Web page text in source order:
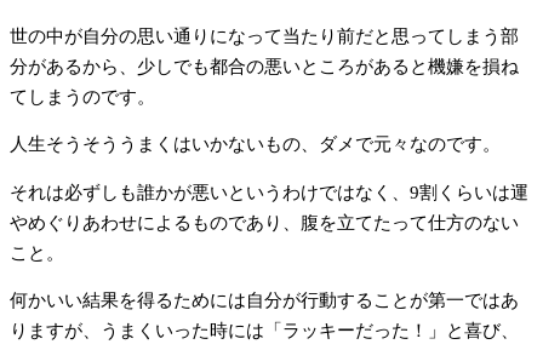
世の中が自分の思い通りになって当たり前だと思ってしまう部
分があるから、少しでも都合の悪いところがあると機嫌を損ね
てしまうのです。
人生そうそううまくはいかないもの、ダメで元々なのです。
それは必ずしも誰かが悪いというわけではなく、9割くらいは運
やめぐりあわせによるものであり、腹を立てたって仕方のない
こと。
何かいい結果を得るためには自分が行動することが第一ではあ
りますが、うまくいった時には「ラッキーだった！」と喜び、